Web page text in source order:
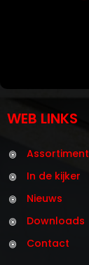
WEB LINKS
Assortiment
In de kijker
Nieuws
Downloads
Contact